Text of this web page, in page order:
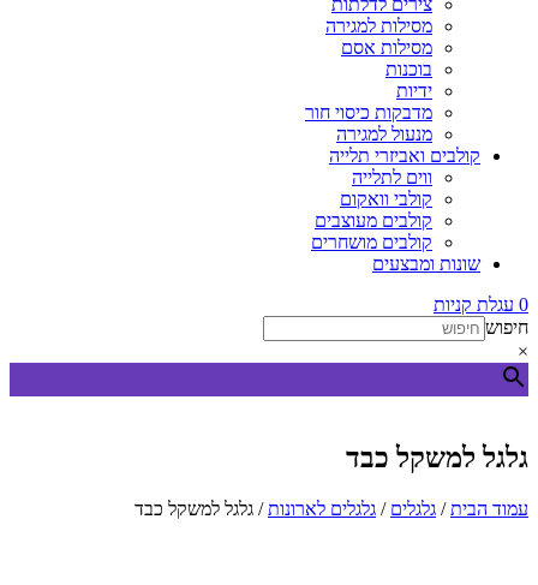
צירים לדלתות
מסילות למגירה
מסילות אסם
בוכנות
ידיות
מדבקות כיסוי חור
מנעול למגירה
קולבים ואביזרי תלייה
ווים לתלייה
קולבי וואקום
קולבים מעוצבים
קולבים מושחרים
שונות ומבצעים
0 עגלת קניות
חיפוש
×
גלגל למשקל כבד
עמוד הבית/ גלגלים / גלגלים לארונות/ גלגל למשקל כבד